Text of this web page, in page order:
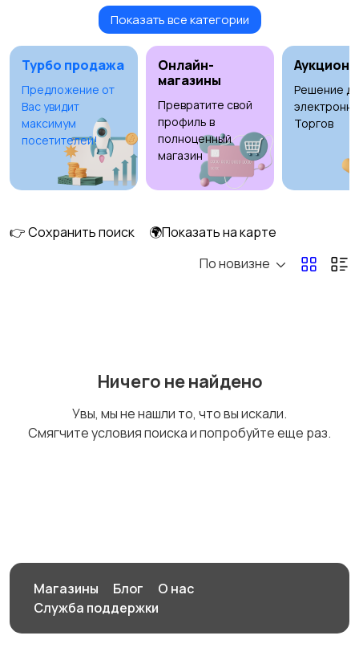
Видеонаблюдение Объективы
Фотовспышки Аксессуары
стабилизаторы
оборудование
оптические приборы
Показать все категории
Турбо продажа
Предложение от
Вас увидит
максимум
посетителей!
Онлайн-
магазины
Превратите свой
профиль в
полноценный
магазин
Аукционы
Решение
Торгов
👉 Сохранить поиск
🌍Показать на карте
По новизне
Ничего не найдено
Увы, мы не нашли то, что вы искали.
Смягчите условия поиска и попробуйте еще раз.
Магазины Блог
О нас
Служба поддержки